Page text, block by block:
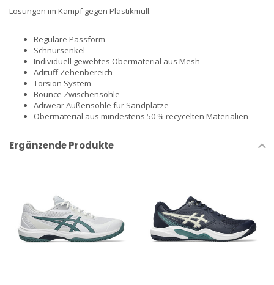
Lösungen im Kampf gegen Plastikmüll.
Reguläre Passform
Schnürsenkel
Individuell gewebtes Obermaterial aus Mesh
Adituff Zehenbereich
Torsion System
Bounce Zwischensohle
Adiwear Außensohle für Sandplätze
Obermaterial aus mindestens 50 % recycelten Materialien
Ergänzende Produkte